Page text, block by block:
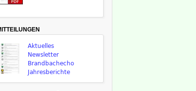
Aktuelles
Newsletter
Brandbachecho
Jahresberichte